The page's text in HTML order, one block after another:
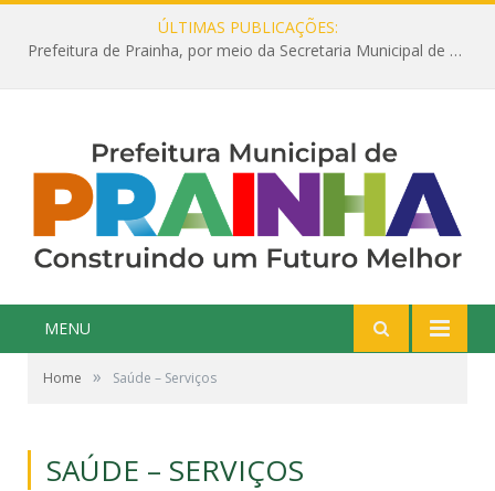
ÚLTIMAS PUBLICAÇÕES:
Prefeitura de Prainha, por meio da Secretaria Municipal de Educação, abre 354 vagas na área da Educação para 2025 com processo seletivo simplificado
MENU
Home » Saúde – Serviços
SAÚDE – SERVIÇOS